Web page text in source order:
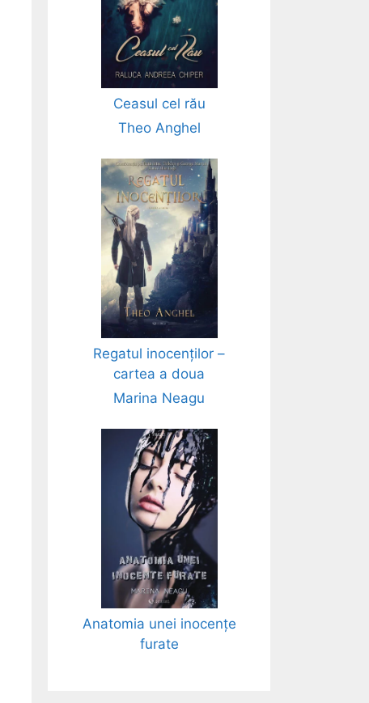
Ceasul cel rău
Theo Anghel
Regatul inocenților –
cartea a doua
Marina Neagu
Anatomia unei inocențe
furate